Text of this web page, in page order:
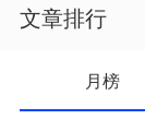
文章排行
月榜